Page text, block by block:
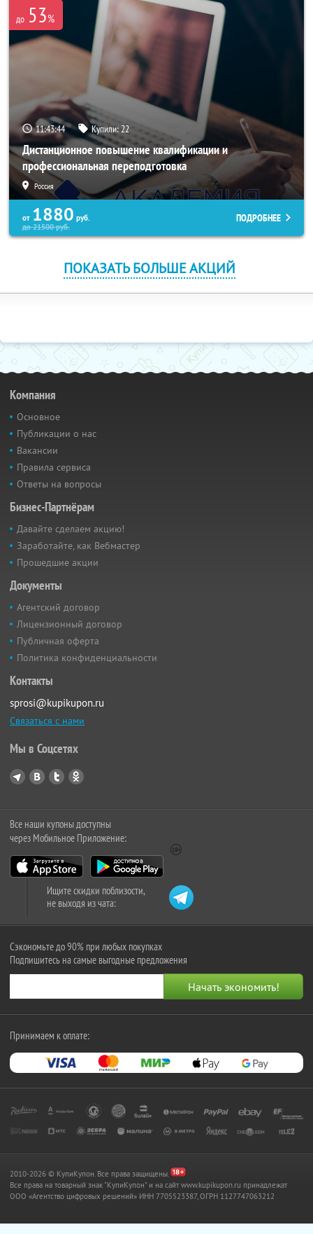
до 53%
11:43:42 Купили:22
Дистанционное повышение квалификации и
профессиональная переподготовка
Россия
от 1880 руб.
до21500руб.
ПОДРОБНЕЕ
ПОКАЗАТЬ БОЛЬШЕ АКЦИЙ
Компания
Основное
Публикации о нас
Вакансии
Правила сервиса
Ответы на вопросы
Бизнес-Партнёрам
Давайте сделаем акцию!
Заработайте, как Вебмастер
Прошедшие акции
Документы
Агентский договор
Лицензионный договор
Публичная оферта
Политика конфиденциальности
Контакты
sprosi@kupikupon.ru
Связаться с нами
Мы в Соцсетях
Все наши купоны доступны
через Мобильное Приложение:
Ищите скидки поблизости,
не выходя из чата:
Сэкономьте до 90% при любых покупках
Подпишитесь на самые выгодные предложения
Принимаем к оплате:
2010-2026 © КупиКупон. Все права защищены.
Все права на товарный знак "КупиКупон" и на сайт www.kupikupon.ru принадлежат
OOO «Агентство цифровых решений» ИНН 7705523387, ОГРН 1127747063212